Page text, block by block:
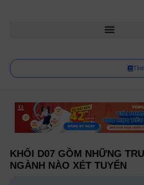
KHỐI D07 GỒM NHỮNG
NGÀNH NÀO XÉT TUYỂN